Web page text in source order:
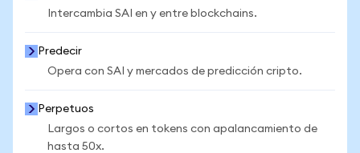
Intercambia SAI en y entre blockchains.
Predecir
Opera con SAI y mercados de predicción cripto.
Perpetuos
Largos o cortos en tokens con apalancamiento de
hasta 50x.